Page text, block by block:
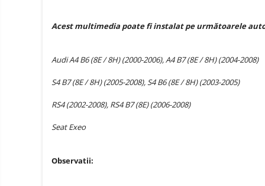
Monitoare pc
Accesorii
Camere auto, home si sport
Acest multimedia poate fi instalat pe următoarele
Audi A4 B6 (8E / 8H) (2000-2006), A4 B7 (8E / 8H) (2004-2008)
S4 B7 (8E / 8H) (2005-2008), S4 B6 (8E / 8H) (2003-2005)
RS4 (2002-2008), RS4 B7 (8E) (2006-2008)
Seat Exeo
Observatii: